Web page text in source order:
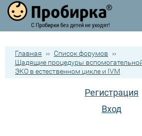
Главная ›› Список форумов
››
Щадящие процедуры
ЭКО в естественном цикле и IVM
Регистрация
Вход